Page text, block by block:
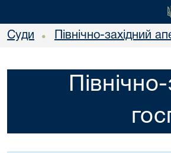
Суди • Північно-західний